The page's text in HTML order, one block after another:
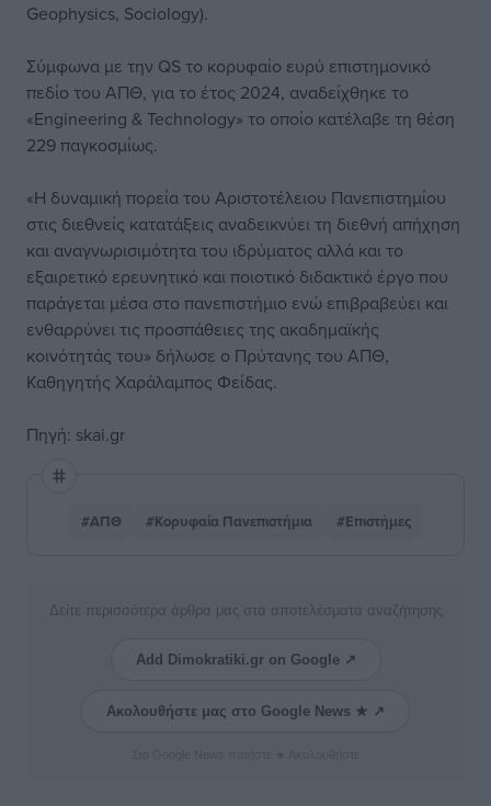
Geophysics, Sociology).
Σύμφωνα με την QS το κορυφαίο ευρύ επιστημονικό
πεδίο του ΑΠΘ, για το έτος 2024, αναδείχθηκε το
«Engineering & Technology» το οποίο κατέλαβε τη θέση
229 παγκοσμίως.
«Η δυναμική πορεία του Αριστοτέλειου Πανεπιστημίου
στις διεθνείς κατατάξεις αναδεικνύει τη διεθνή απήχηση
και αναγνωρισιμότητα του ιδρύματος αλλά και το
εξαιρετικό ερευνητικό και ποιοτικό διδακτικό έργο που
παράγεται μέσα στο πανεπιστήμιο ενώ επιβραβεύει και
ενθαρρύνει τις προσπάθειες της ακαδημαϊκής
κοινότητάς του» δήλωσε ο Πρύτανης του ΑΠΘ,
Καθηγητής Χαράλαμπος Φείδας.
Πηγή: skai.gr
#ΑΠΘ #Κορυφαία Πανεπιστήμια #Επιστήμες
Δείτε περισσότερα άρθρα μας στα αποτελέσματα αναζήτησης
Add Dimokratiki.gr on Google ↗
Ακολουθήστε μας στο Google News ★ ↗